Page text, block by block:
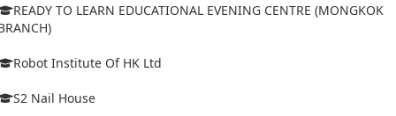
READY TO LEARN EDUCATIONAL EVENING CENTRE (MONGKOK
Robot Institute Of HK Ltd
S2 Nail House